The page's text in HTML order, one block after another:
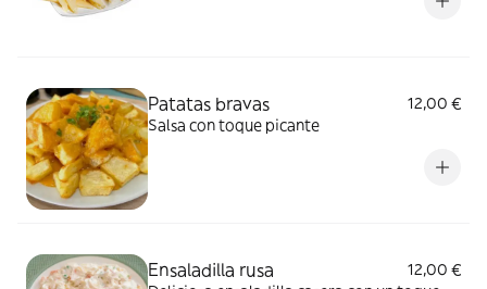
Patatas bravas
12,00 €
Salsa con toque picante
Ensaladilla rusa
12,00 €